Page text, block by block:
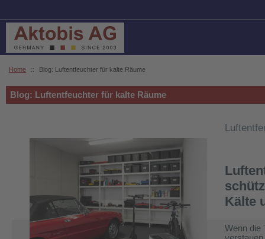
Home :: Blog: Luftentfeuchter für kalte Räume
Blog: Luftentfeuchter für kalte Räume
Kälte
Wenn die